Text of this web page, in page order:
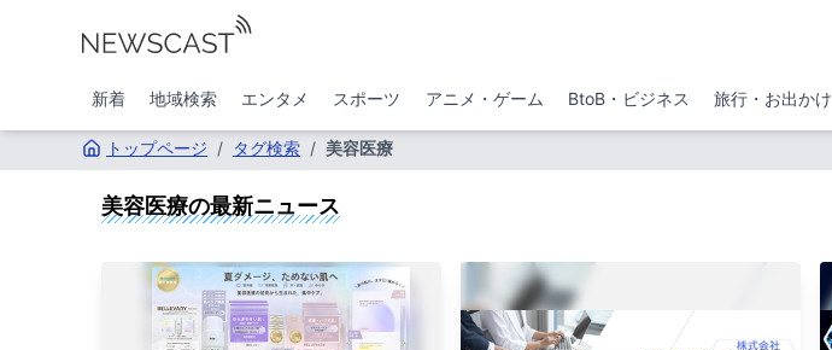
新着 地域検索 エンタメ スポーツ アニメ・ゲーム BtoB・ビジネス 旅行・お出かけ
トップページ / タグ検索 / 美容医療
美容医療の最新ニュース